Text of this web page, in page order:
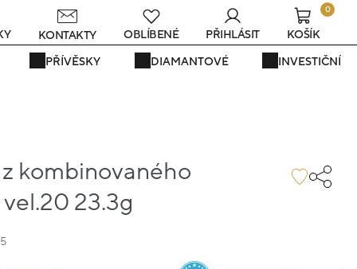
PŘÍVĚSKY DIAMANTOVÉ INVESTIČNÍ
KONTAKTY OBLÍBENÉ PŘIHLÁSIT
0
KOŠÍK
kombinovaného
23.3g